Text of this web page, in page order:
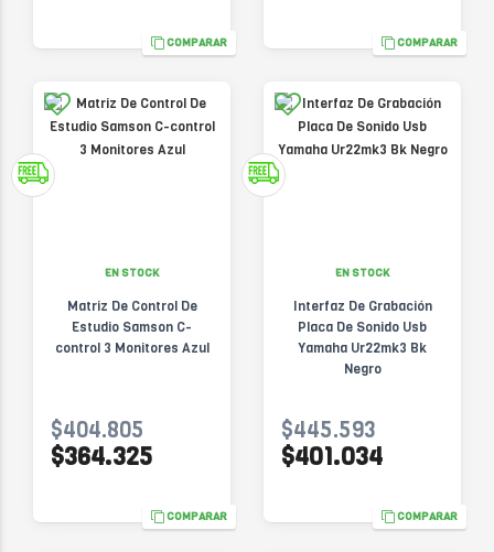
COMPARAR COMPARAR
EN STOCK
Matriz De Control De
Estudio Samson C-
control 3 Monitores Azul
$404.805
$364.325
COMPARAR
EN STOCK
Interfaz De Grabación
Placa De Sonido Usb
Yamaha Ur22mk3 Bk
Negro
$445.593
$401.034
COMPARAR